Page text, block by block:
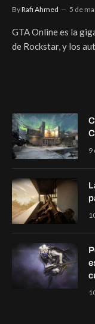
ByRafi Ahmed 5 de
GTA Online es la
de Rockstar, y los
9